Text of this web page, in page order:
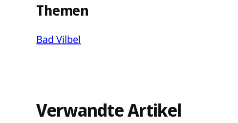
Themen
Bad Vilbel
Verwandte Artikel